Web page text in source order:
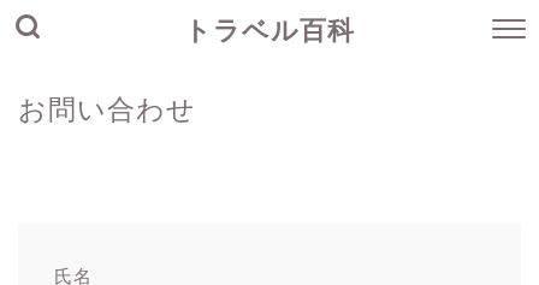
トラベル百科
お問い合わせ
氏名